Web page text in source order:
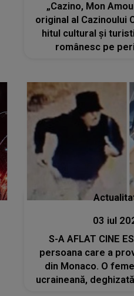
„Cazino, Mon
original al Cazinoului
hitul cultural și
românesc pe
03 iul
S-A AFLAT CINE
persoana care a
din Monaco. O
ucraineană,